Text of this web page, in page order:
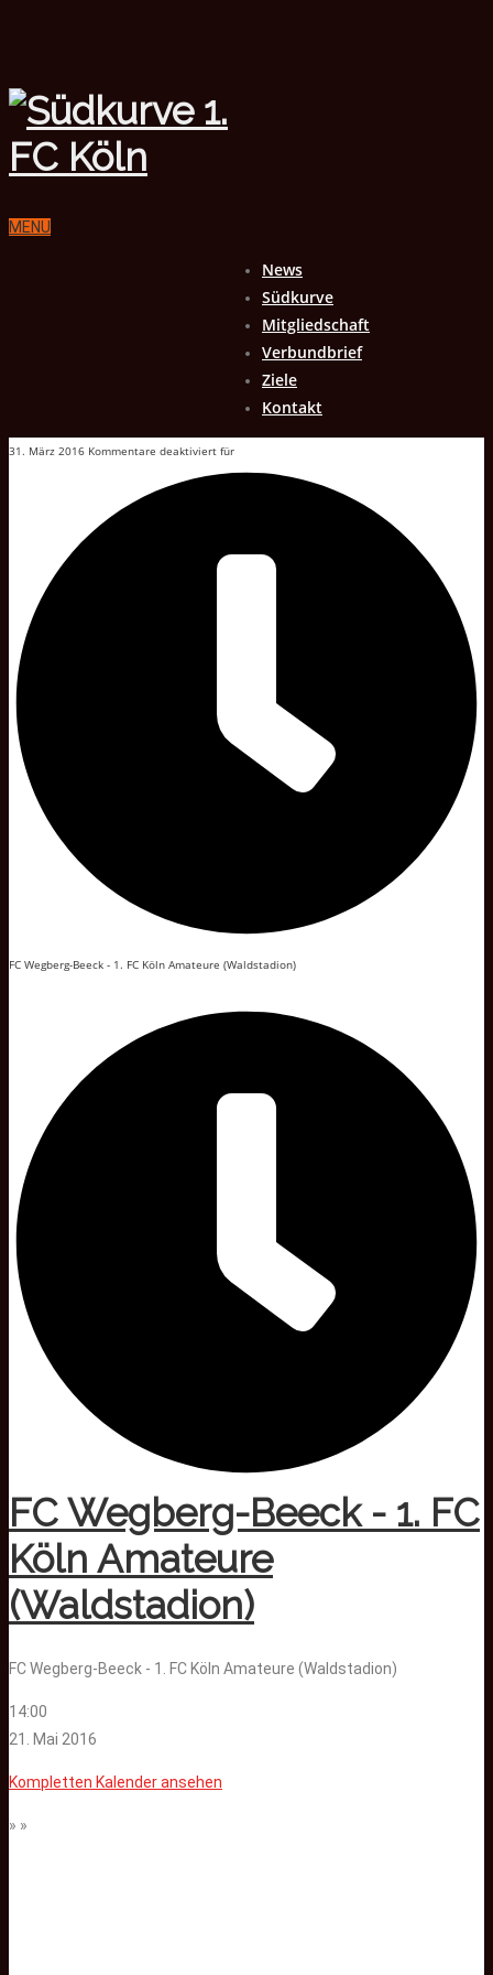
MENU
News
Südkurve
Mitgliedschaft
Verbundbrief
Ziele
Kontakt
31. März 2016 Kommentare deaktiviert für
FC Wegberg-Beeck - 1. FC Köln Amateure (Waldstadion)
FC Wegberg-Beeck - 1. FC
Köln Amateure
(Waldstadion)
FC Wegberg-Beeck - 1. FC Köln Amateure (Waldstadion)
14:00
21. Mai 2016
Kompletten Kalender ansehen
» »